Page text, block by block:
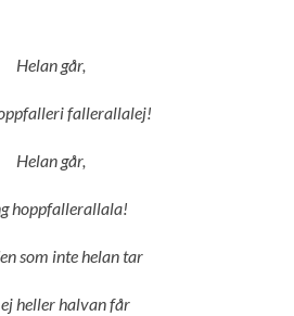
Helan går,
fallerallalej!
Helan går,
hoppfallerallala!
som inte helan tar
heller halvan får